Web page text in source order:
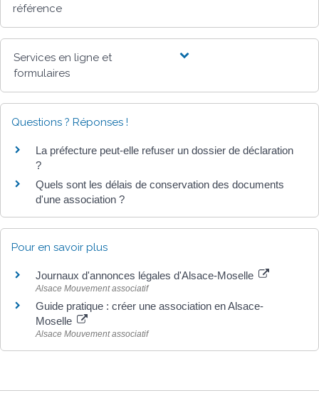
référence
Services en ligne et
formulaires
Questions ? Réponses !
La préfecture peut-elle refuser un dossier de déclaration
?
Quels sont les délais de conservation des documents
d'une association ?
Pour en savoir plus
Journaux d'annonces légales d'Alsace-Moselle
Alsace Mouvement associatif
Guide pratique : créer une association en Alsace-
Moselle
Alsace Mouvement associatif